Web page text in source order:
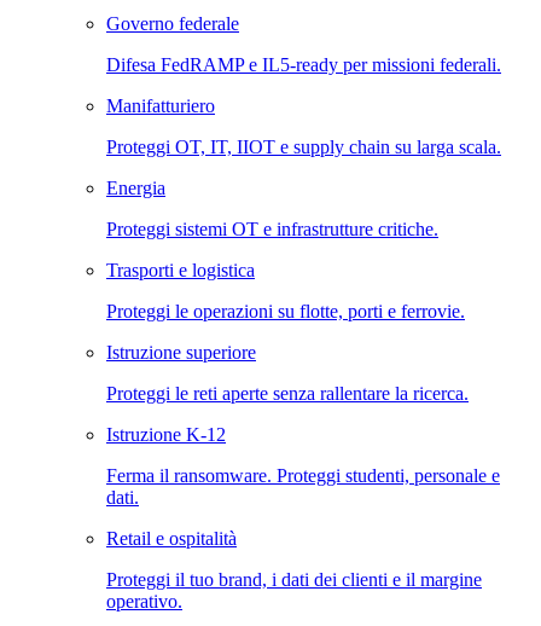
Governo federale
Difesa FedRAMP e IL5-ready per missioni federali.
Manifatturiero
Proteggi OT, IT, IIOT e supply chain su larga scala.
Energia
Proteggi sistemi OT e infrastrutture critiche.
Trasporti e logistica
Proteggi le operazioni su flotte, porti e ferrovie.
Istruzione superiore
Proteggi le reti aperte senza rallentare la ricerca.
Istruzione K-12
Ferma il ransomware. Proteggi studenti, personale e
dati.
Retail e ospitalità
Proteggi il tuo brand, i dati dei clienti e il margine
operativo.